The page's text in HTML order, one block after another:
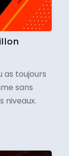
as toujours
sans
niveaux.